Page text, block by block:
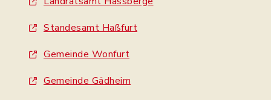
Standesamt Haßfurt
Gemeinde Wonfurt
Gemeinde Gädheim